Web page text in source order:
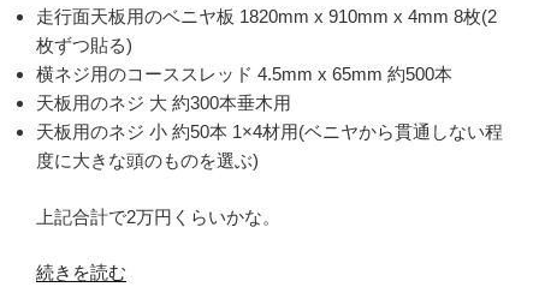
走行面天板用のベニヤ板 1820mm x 910mm x 4mm 8枚(2
枚ずつ貼る)
横ネジ用のコーススレッド 4.5mm x 65mm 約500本
天板用のネジ 大 約300本垂木用
天板用のネジ 小 約50本 1×4材用(ベニヤから貫通しない程
度に大きな頭のものを選ぶ)
上記合計で2万円くらいかな。
“【工
続きを読む